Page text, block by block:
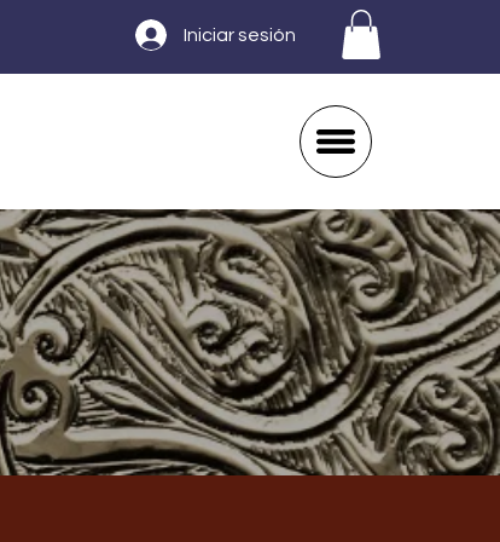
Iniciar sesión